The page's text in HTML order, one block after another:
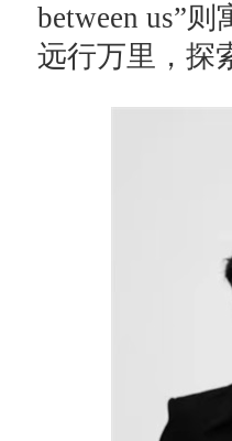
between us”
远行万里，探